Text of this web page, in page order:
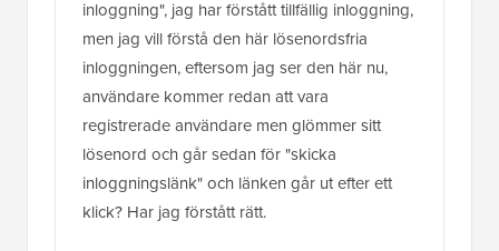
inloggning", jag har förstått tillfällig inloggning,
men jag vill förstå den här lösenordsfria
inloggningen, eftersom jag ser den här nu,
användare kommer redan att vara
registrerade användare men glömmer sitt
lösenord och går sedan för "skicka
inloggningslänk" och länken går ut efter ett
klick? Har jag förstått rätt.